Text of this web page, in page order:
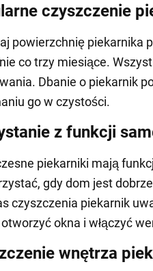
czyszczenie
powierzchnię piekarnika
co trzy miesiące.
Dbanie o piekarnik
go w czystości.
z funkcji
piekarniki mają
gdy dom jest
czyszczenia piekarnik
okna i włączyć
wnętrza